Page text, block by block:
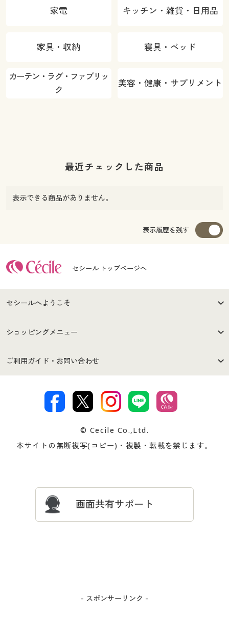
家電 キッチン・雑貨・日用品
家具・収納 寝具・ベッド
カーテン・ラグ・ファブリッ
ク
美容・健康・サプリメント
最近チェックした商品
表示できる商品がありません。
表示履歴を残す
セシール トップページへ
セシールへようこそ
はじめての方へ
セシールご利用規約
著作権・商標について 会社案内
ショッピングメニュー
商品カテゴリ
プレゼント＆キャンペーン サイトマップ
ご利用ガイド・お問い合わせ
交換・返品は お支払は
ついて
忘れの場合
© Cecile Co.,Ltd.
本サイトの無断複写(コピー)・複製・転載を禁じます。
画面共有サポート
- スポンサーリンク -